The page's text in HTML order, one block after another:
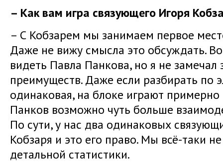
– Как вам игра связующего Игоря
– С Кобзарем мы занимаем первое
Даже не вижу смысла это обсуждать.
видеть Павла Панкова, но я не
преимуществ. Даже если разбирать по
одинаковая, на блоке играют
Панков возможно чуть больше
По сути, у нас два одинаковых
Кобзаря и это его право. Мы всё-таки
детальной статистики.